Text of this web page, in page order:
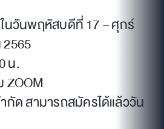
นวันพฤหัสบดีที่ 17 – ศุกร์
น.
ZOOM
ด สามารถสมัครได้แล้ววัน